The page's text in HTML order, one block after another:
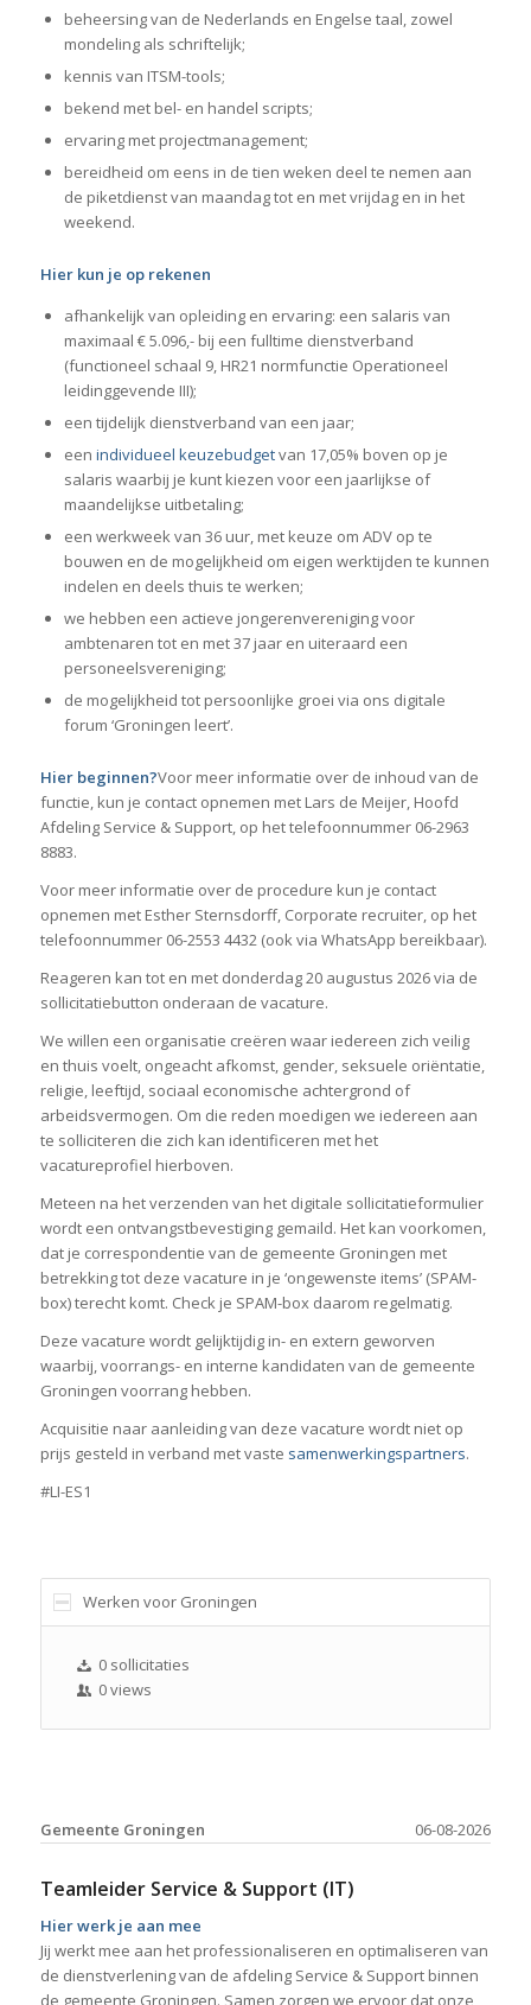
beheersing van de Nederlands en Engelse taal, zowel
mondeling als schriftelijk;
kennis van ITSM-tools;
bekend met bel- en handel scripts;
ervaring met projectmanagement;
bereidheid om eens in de tien weken deel te nemen aan
de piketdienst van maandag tot en met vrijdag en in het
weekend.
Hier kun je op rekenen
afhankelijk van opleiding en ervaring: een salaris van
maximaal € 5.096,- bij een fulltime dienstverband
(functioneel schaal 9, HR21 normfunctie Operationeel
leidinggevende III);
een tijdelijk dienstverband van een jaar;
een individueel keuzebudgetvan 17,05% boven op je
salaris waarbij je kunt kiezen voor een jaarlijkse of
maandelijkse uitbetaling;
een werkweek van 36 uur, met keuze om ADV op te
bouwen en de mogelijkheid om eigen werktijden te kunnen
indelen en deels thuis te werken;
we hebben een actieve jongerenvereniging voor
ambtenaren tot en met 37 jaar en uiteraard een
personeelsvereniging;
de mogelijkheid tot persoonlijke groei via ons digitale
forum ‘Groningen leert’.
Hier beginnen?Voor meer informatie over de inhoud van de
functie, kun je contact opnemen met Lars de Meijer, Hoofd
Afdeling Service & Support, op het telefoonnummer 06-2963
8883.
Voor meer informatie over de procedure kun je contact
opnemen met Esther Sternsdorff, Corporate recruiter, op het
telefoonnummer 06-2553 4432 (ook via WhatsApp bereikbaar).
Reageren kan tot en met donderdag 20 augustus 2026 via de
sollicitatiebutton onderaan de vacature.
We willen een organisatie creëren waar iedereen zich veilig
en thuis voelt, ongeacht afkomst, gender, seksuele oriëntatie,
religie, leeftijd, sociaal economische achtergrond of
arbeidsvermogen. Om die reden moedigen we iedereen aan
te solliciteren die zich kan identificeren met het
vacatureprofiel hierboven.
Meteen na het verzenden van het digitale sollicitatieformulier
wordt een ontvangstbevestiging gemaild. Het kan voorkomen,
dat je correspondentie van de gemeente Groningen met
betrekking tot deze vacature in je ‘ongewenste items’ (SPAM-
box) terecht komt. Check je SPAM-box daarom regelmatig.
Deze vacature wordt gelijktijdig in- en extern geworven
waarbij, voorrangs- en interne kandidaten van de gemeente
Groningen voorrang hebben.
Acquisitie naar aanleiding van deze vacature wordt niet op
prijs gesteld in verband met vaste samenwerkingspartners.
#LI-ES1
Werken voor Groningen
0 sollicitaties
0 views
06-08-2026
Gemeente Groningen
Teamleider Service & Support (IT)
Hier werk je aan mee
Jij werkt mee aan het professionaliseren en optimaliseren van
de dienstverlening van de afdeling Service & Support binnen
de gemeente Groningen. Samen zorgen we ervoor dat onze